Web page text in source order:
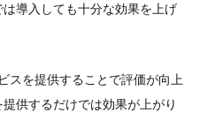
導入しても十分な効果を上げ
スを提供することで評価が向上
供するだけでは効果が上がり